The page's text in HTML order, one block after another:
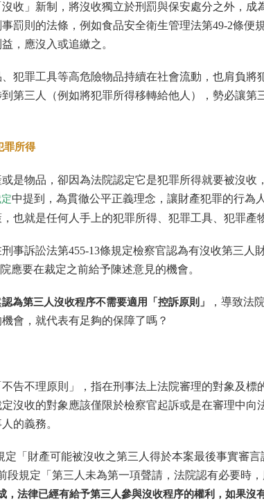
收」新制，將沒收獨立於刑罰與保安處分之外，成
罰則的法條，例如食品安全衛生管理法第49-2條便
，應沒入或追繳之。
犯罪工具等高危險物品持續在社會流動，也肩負將
第三人（例如將犯罪所得移轉給他人），勢必讓第
罪所得
是物品，卻因為法院認定它是犯罪所得就要被沒收
中提到，為貫徹公平正義理念，讓財產犯罪的行為
也就是任何人手上的犯罪所得、犯罪工具、犯罪產
事訴訟法第455-13條規定檢察官認為有沒收第三人
應要在裁定之前給予陳述意見的機會。
認為第三人沒收程序不需要適用「控訴原則」
，導致法
會，就代表有足夠的保障了嗎？
告不理原則」，指在刑事法上法院審理的對象及標
沒收的對象應該僅限於檢察官起訴或是在審理中
的義務。
定「財產可能被沒收之第三人得於本案最後事實審
段規定「第三人未為第一項聲請，法院認有必要時
，法律已經有給予第三人參與沒收程序的權利，如果沒